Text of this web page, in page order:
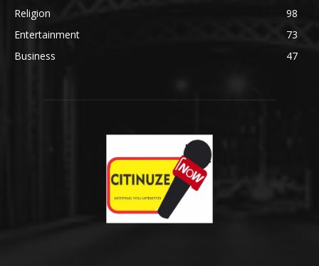
Religion
98
Entertainment
73
Business
47